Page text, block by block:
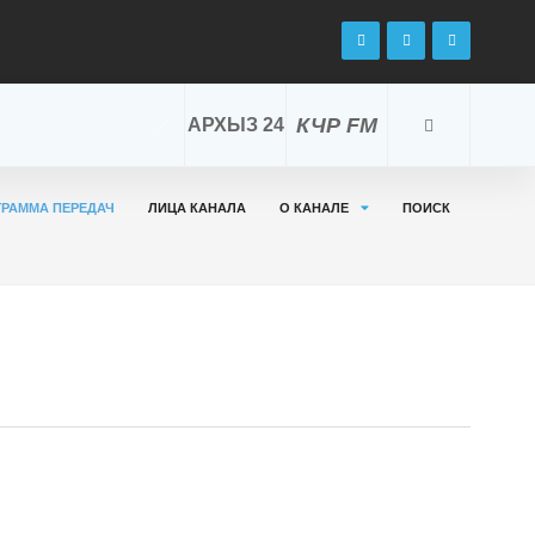
КЧР FM
АРХЫЗ 24
ПЕРЕДАЧ ЛИЦА КАНАЛА О КАНАЛЕ
ПОИСК